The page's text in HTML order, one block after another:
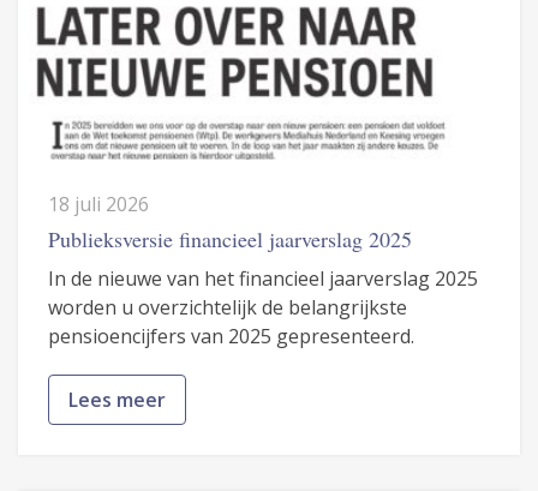
18 juli 2026
Publieksversie financieel jaarverslag 2025
In de nieuwe van het financieel jaarverslag 2025
worden u overzichtelijk de belangrijkste
pensioencijfers van 2025 gepresenteerd.
Lees meer